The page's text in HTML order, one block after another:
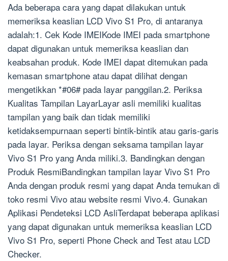
Ada beberapa cara yang dapat dilakukan untuk
memeriksa keaslian LCD Vivo S1 Pro, di antaranya
adalah:1. Cek Kode IMEIKode IMEI pada smartphone
dapat digunakan untuk memeriksa keaslian dan
keabsahan produk. Kode IMEI dapat ditemukan pada
kemasan smartphone atau dapat dilihat dengan
mengetikkan *#06# pada layar panggilan.2. Periksa
Kualitas Tampilan LayarLayar asli memiliki kualitas
tampilan yang baik dan tidak memiliki
ketidaksempurnaan seperti bintik-bintik atau garis-garis
pada layar. Periksa dengan seksama tampilan layar
Vivo S1 Pro yang Anda miliki.3. Bandingkan dengan
Produk ResmiBandingkan tampilan layar Vivo S1 Pro
Anda dengan produk resmi yang dapat Anda temukan di
toko resmi Vivo atau website resmi Vivo.4. Gunakan
Aplikasi Pendeteksi LCD AsliTerdapat beberapa aplikasi
yang dapat digunakan untuk memeriksa keaslian LCD
Vivo S1 Pro, seperti Phone Check and Test atau LCD
Checker.